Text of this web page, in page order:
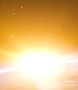
quinzaine de
pas qu’avec
» avec le
sur les
dans
de